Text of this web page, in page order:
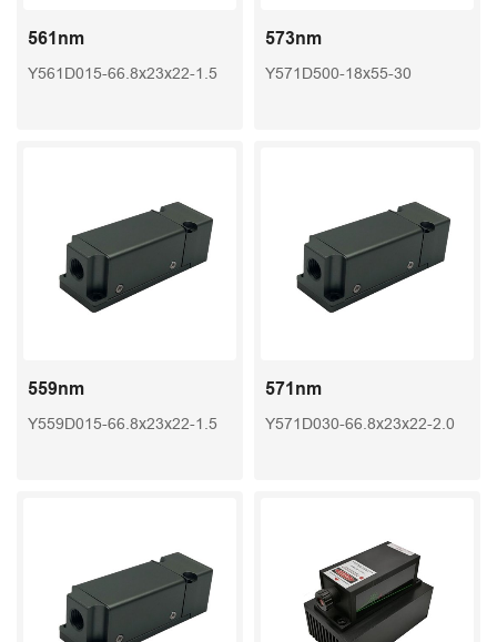
561nm
Y561D015-66.8x23x22-1.5
573nm
Y571D500-18x55-30
559nm
Y559D015-66.8x23x22-1.5
571nm
Y571D030-66.8x23x22-2.0